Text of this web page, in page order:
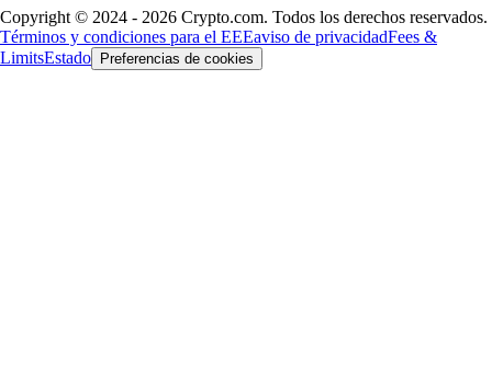
Copyright © 2024 - 2026 Crypto.com. Todos los derechos reservados.
Términos y condiciones para el EEEaviso de privacidadFees &
LimitsEstado Preferencias de cookies